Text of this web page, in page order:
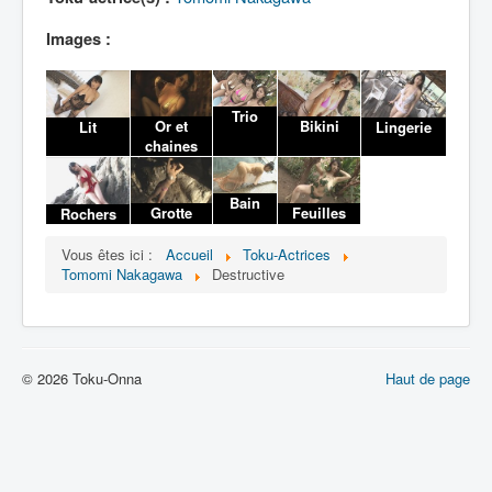
Images :
Lit
Or et
chaines
Trio
Bikini Lingerie
Rochers Grotte Bain
Feuilles
Vous êtes ici :
Accueil
Toku-Actrices
Tomomi Nakagawa
Destructive
Haut de page
© 2026 Toku-Onna